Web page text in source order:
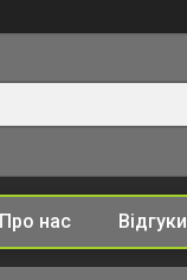
Про нас Відгуки